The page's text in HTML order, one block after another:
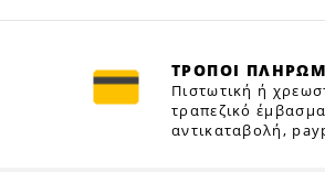
ΤΡΟΠΟΙ
Πιστωτική ή
τραπεζικό
αντικαταβολή,